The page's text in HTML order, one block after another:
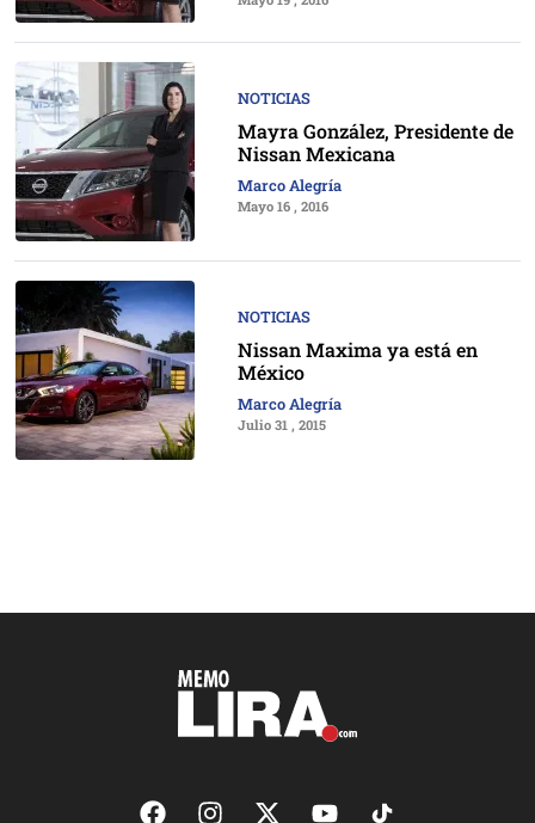
NOTICIAS
Mayra González, Presidente de
Nissan Mexicana
Marco Alegría
Mayo 16 , 2016
NOTICIAS
Nissan Maxima ya está en
México
Marco Alegría
Julio 31 , 2015